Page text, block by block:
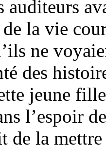
auditeurs
la vie
ne
des
jeune
l’espoir
de la